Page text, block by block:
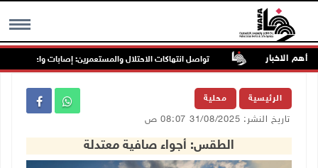
MENU أهم الاخبار تواصل انتهاكات الاحتلال والمستعمرين: إصابات واعتقالات
الرئيسية محلية
تاريخ النشر: 31/08/2025 08:07 ص
الطقس: أجواء صافية معتدلة